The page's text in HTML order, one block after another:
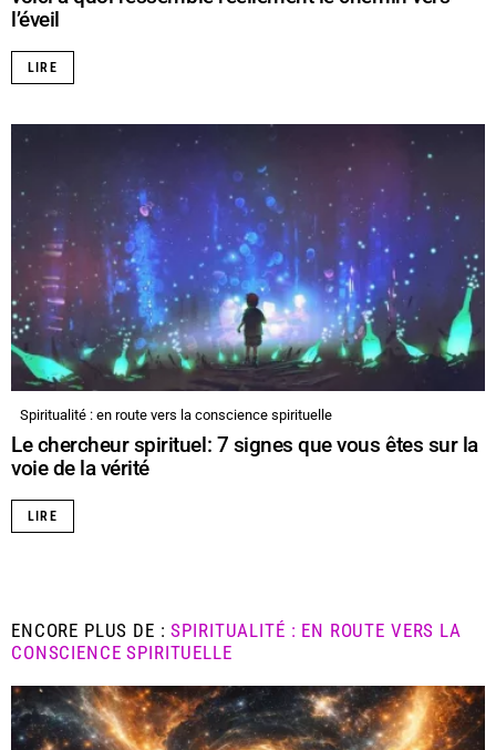
l’éveil
LIRE
Spiritualité : en route vers la conscience spirituelle
Le chercheur spirituel: 7 signes que vous êtes sur la
voie de la vérité
LIRE
ENCORE PLUS DE :SPIRITUALITÉ : EN ROUTE VERS LA
CONSCIENCE SPIRITUELLE